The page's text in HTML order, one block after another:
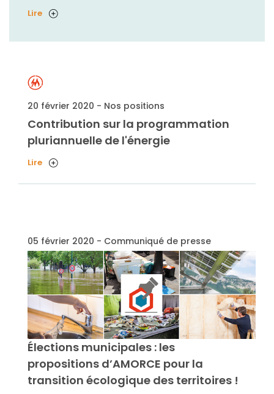
Lire
20 février 2020 - Nos positions
Contribution sur la programmation
pluriannuelle de l'énergie
Lire
05 février 2020 - Communiqué de presse
Élections municipales : les
propositions d’AMORCE pour la
transition écologique des territoires !